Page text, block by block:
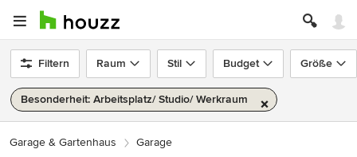
Filtern Raum Stil Budget Größe
Besonderheit: Arbeitsplatz/ Studio/ Werkraum
Garage & Gartenhaus Garage